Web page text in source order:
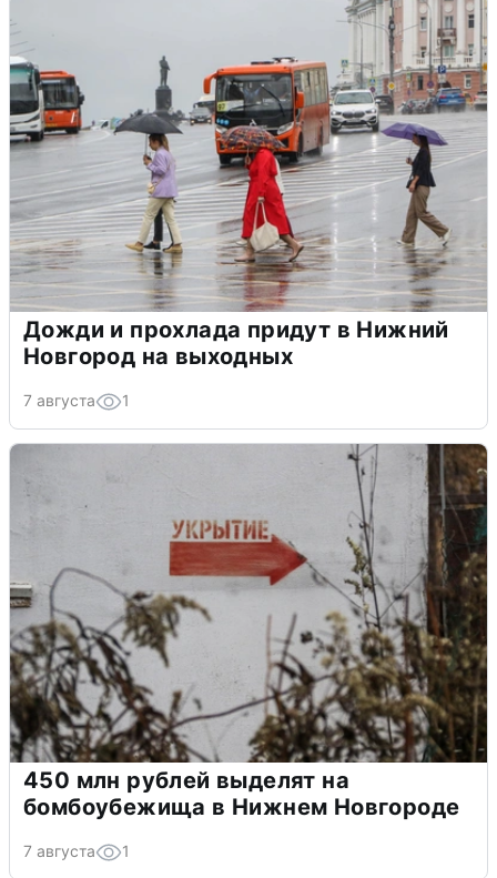
Дожди и прохлада придут в Нижний
Новгород на выходных
7 августа 1
450 млн рублей выделят на
бомбоубежища в Нижнем Новгороде
7 августа 1